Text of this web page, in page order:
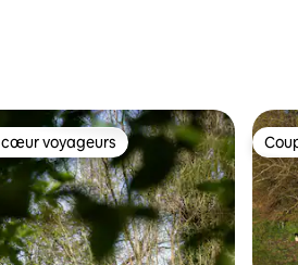
la base de 35 commentaires : 5 sur 5
cœur voyageurs
voyageurs